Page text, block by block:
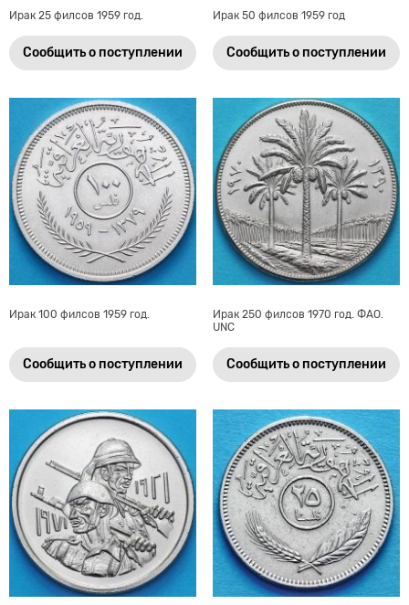
Ирак 25 филсов 1959 год.
Сообщить о поступлении
Ирак 50 филсов 1959 год
Сообщить о поступлении
Ирак 100 филсов 1959 год.
Сообщить о поступлении
Ирак 250 филсов 1970 год. ФАО.
UNC
Сообщить о поступлении